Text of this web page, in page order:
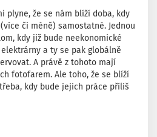
plyne, že se nám blíží doba, kdy
či méně) samostatné. Jednou
kdy již bude neekonomické
a ty se pak globálně
A právě z tohoto mají
fotofarem. Ale toho, že se blíží
kdy bude jejich práce příliš